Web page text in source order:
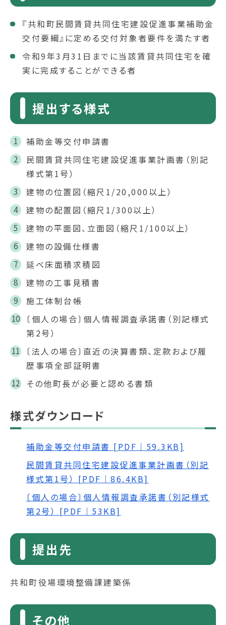
『共和町民間賃貸共同住宅建設促進事業補助金
交付要綱』に定める交付対象者要件を満たす者
令和9年3月31日までに当該賃貸共同住宅を確
実に完成することができる者
提出する様式
補助金等交付申請書
民間賃貸共同住宅建設促進事業計画書（別記
様式第1号）
建物の位置図（縮尺1/20,000以上）
建物の配置図（縮尺1/300以上）
建物の平面図、立面図（縮尺1/100以上）
建物の設備仕様書
延べ床面積求積図
建物の工事見積書
施工体制台帳
〔個人の場合〕個人情報調査承諾書（別記様式
第2号）
〔法人の場合〕直近の決算書類、定款および履
歴事項全部証明書
その他町長が必要と認める書類
様式ダウンロード
補助金等交付申請書 [PDF｜59.3KB]
民間賃貸共同住宅建設促進事業計画書（別記
様式第1号） [PDF｜86.4KB]
〔個人の場合〕個人情報調査承諾書（別記様式
第2号） [PDF｜53KB]
提出先
共和町役場環境整備課建築係
その他